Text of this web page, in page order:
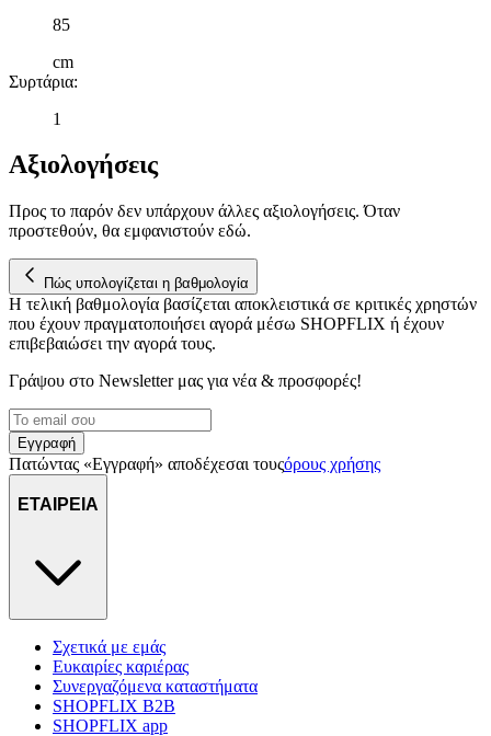
παρέχουμε λειτουργίες μέσων κοινωνικής δικτύωσης και να
μας επεξεργαζόμαστε προσωπικά σας δεδομένα, π.χ. τη
διεύθυνση IP σας, χρησιμοποιώντας τεχνολογία όπως cookies
στη συσκευή σας, με σκοπό την προβολή εξατομικευμένων
διαφημίσεων και περιεχομένου, τις μετρήσεις σχετικά με
διαφημίσεις και περιεχόμενο, την καλύτερη εικόνα του κοινού
πληροφορίες σχετικά με την από μέρους σας χρήση της
τοποθεσίας μας στους συνεργάτες μέσων κοινωνικής
δικτύωσης, διαφημίσεων και ανάλυσης.
85
cm
Συρτάρια:
1
Αξιολογήσεις
Προς το παρόν δεν υπάρχουν άλλες αξιολογήσεις. Όταν
προστεθούν, θα εμφανιστούν εδώ.
Πώς υπολογίζεται η βαθμολογία
Η τελική βαθμολογία βασίζεται αποκλειστικά σε κριτικές χρηστών
που έχουν πραγματοποιήσει αγορά μέσω SHOPFLIX ή έχουν
επιβεβαιώσει την αγορά τους.
Γράψου στο Νewsletter μας για νέα & προσφορές!
Εγγραφή
Πατώντας «Εγγραφή» αποδέχεσαι τουςόρους χρήσης
ΕΤΑΙΡΕΙΑ
Σχετικά με εμάς
Ευκαιρίες καριέρας
Συνεργαζόμενα καταστήματα
SHOPFLIX B2B
SHOPFLIX app